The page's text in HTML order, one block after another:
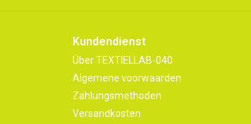
Kundendienst
Über TEXTIELLAB-040
Algemene voorwaarden
Zahlungsmethoden
Versandkosten